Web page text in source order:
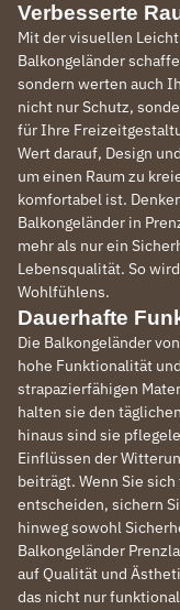
Verbesserte
Mit der visuellen
Balkongeländer
sondern werten auch
nicht nur Schutz,
für Ihre
Wert darauf, Design
um einen Raum zu
komfortabel ist.
Balkongeländer in
mehr als nur ein
Lebensqualität. So
Wohlfühlens.
Dauerhafte
Die Balkongeländer
hohe Funktionalität
strapazierfähigen
halten sie den
hinaus sind sie
Einflüssen der
beiträgt. Wenn Sie sich
entscheiden, sichern
hinweg sowohl
Balkongeländer
auf Qualität und
das nicht nur